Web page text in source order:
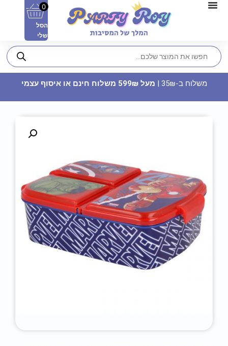
מפיות נייר - פפיטה
9.90₪
+
ADD
0
הסל
שלי
משלוח ב-35₪ | מעל 599₪ משלוח חינם או איסוף עצמי